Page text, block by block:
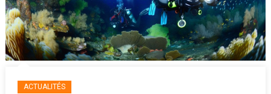
ACTUALITÉS